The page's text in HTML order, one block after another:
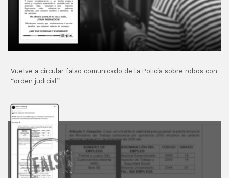
Vuelve a circular falso comunicado de la Policía sobre robos con
“orden judicial”